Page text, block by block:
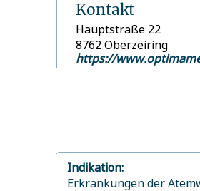
Kontakt
Hauptstraße 22
8762 Oberzeiring
https://
Indikation:
Erkrankungen der